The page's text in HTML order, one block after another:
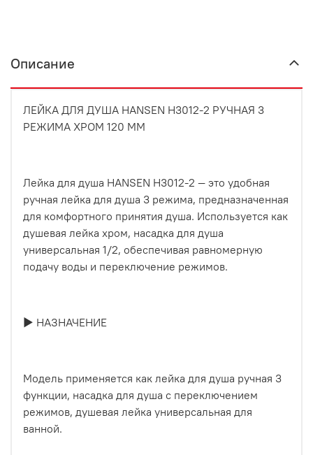
Описание
ЛЕЙКА ДЛЯ ДУША HANSEN H3012-2 РУЧНАЯ 3
РЕЖИМА ХРОМ 120 ММ
Лейка для душа HANSEN H3012-2 — это удобная
ручная лейка для душа 3 режима, предназначенная
для комфортного принятия душа. Используется как
душевая лейка хром, насадка для душа
универсальная 1/2, обеспечивая равномерную
подачу воды и переключение режимов.
► НАЗНАЧЕНИЕ
Модель применяется как лейка для душа ручная 3
функции, насадка для душа с переключением
режимов, душевая лейка универсальная для
ванной.